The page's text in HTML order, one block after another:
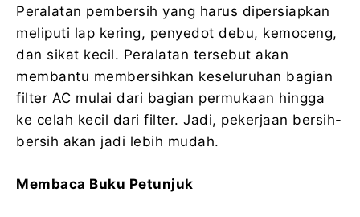
Peralatan pembersih yang harus dipersiapkan
meliputi lap kering, penyedot debu, kemoceng,
dan sikat kecil. Peralatan tersebut akan
membantu membersihkan keseluruhan bagian
filter AC mulai dari bagian permukaan hingga
ke celah kecil dari filter. Jadi, pekerjaan bersih-
bersih akan jadi lebih mudah.
Membaca Buku Petunjuk